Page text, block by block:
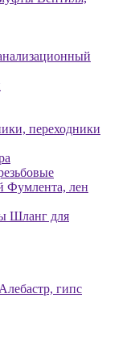
переходники
Фумлента, лен
Шланг для
Алебастр, гипс